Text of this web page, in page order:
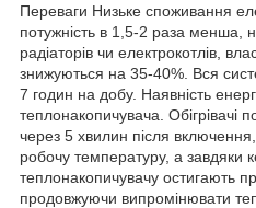
Переваги Низьке споживання
потужність в 1,5-2 раза менша,
радіаторів чи електрокотлів,
знижуються на 35-40%. Вся
7 годин на добу. Наявність
теплонакопичувача. Обігрівачі
через 5 хвилин після
робочу температуру, а завдяки
теплонакопичувачу остигають
продовжуючи випромінювати